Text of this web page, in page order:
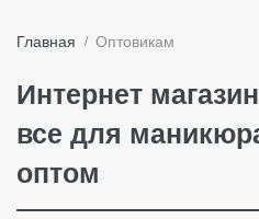
Главная Оптовикам
Интернет
все для
оптом